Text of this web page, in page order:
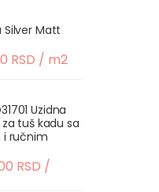
Silver Matt
RSD / m2
Uzidna
tuš kadu sa
i ručnim
RSD /